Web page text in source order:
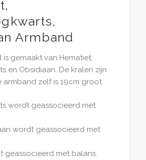
Armband
is gemaakt van Hematiet,
en Obsidiaan. De kralen zijn
armband zelf is 19cm groot.
wordt geassocieerd met
wordt geassocieerd met
geassocieerd met balans.